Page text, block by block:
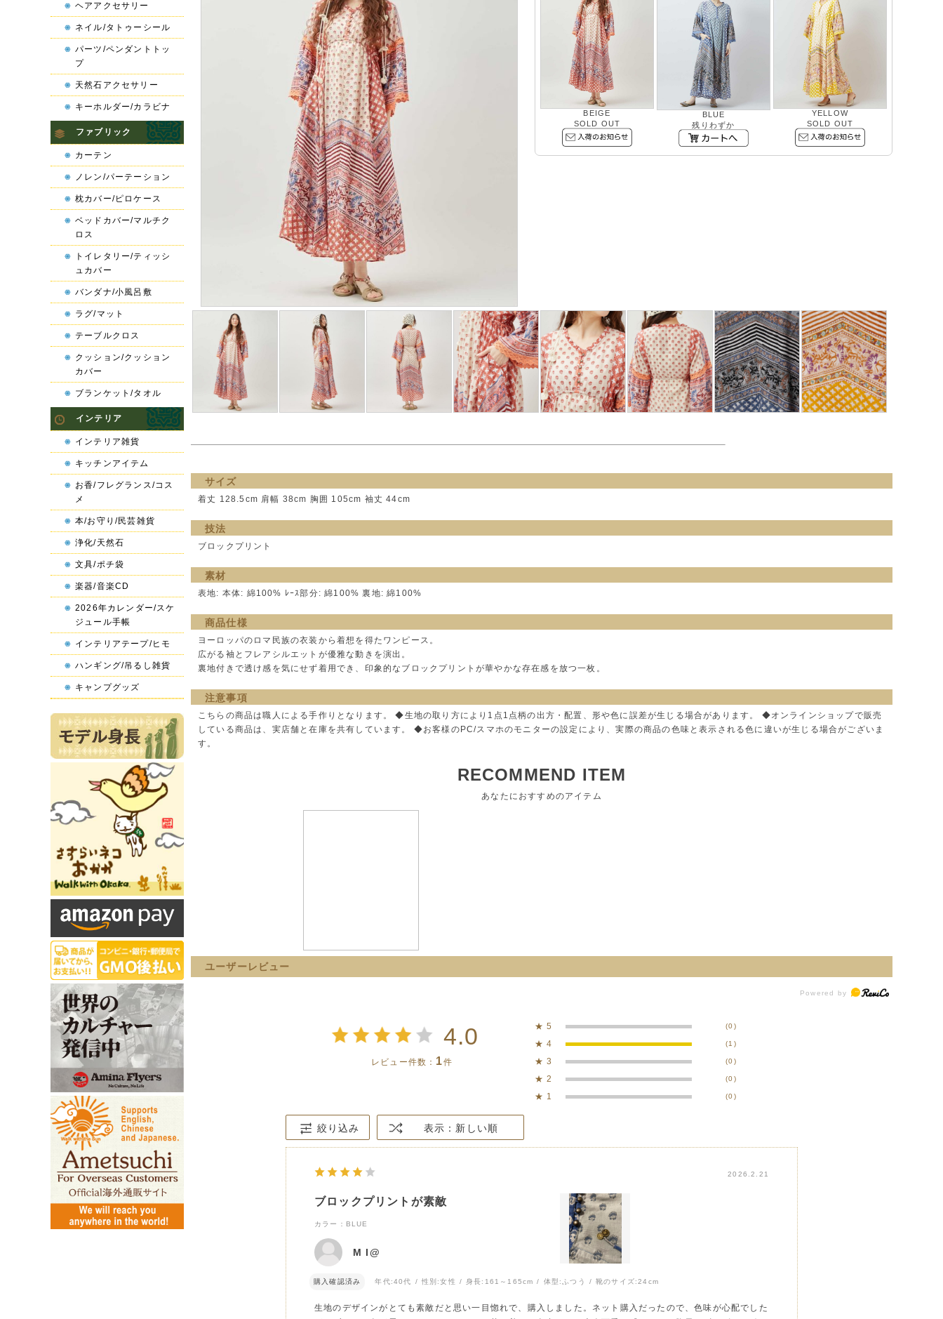
BEIGE
SOLD OUT
BLUE
残りわずか
YELLOW
SOLD OUT
サイズ
着丈 128.5cm 肩幅 38cm 胸囲 105cm 袖丈 44cm
技法
ブロックプリント
素材
表地: 本体: 綿100% ﾚｰｽ部分: 綿100% 裏地: 綿100%
商品仕様
ヨーロッパのロマ民族の衣装から着想を得たワンピース。
広がる袖とフレアシルエットが優雅な動きを演出。
裏地付きで透け感を気にせず着用でき、印象的なブロックプリントが華やかな存在感を放つ一枚。
注意事項
こちらの商品は職人による手作りとなります。 ◆生地の取り方により1点1点柄の出方・配置、形や色に誤差が生じる場合があります。 ◆オンラインショップで販売
している商品は、実店舗と在庫を共有しています。 ◆お客様のPC/スマホのモニターの設定により、実際の商品の色味と表示される色に違いが生じる場合がございま
す。
RECOMMEND ITEM
あなたにおすすめのアイテム
ユーザーレビュー
4.0
レビュー件数： 1件
★ 5 (0)
★ 4 (1)
★ 3 (0)
★ 2 (0)
★ 1 (0)
絞り込み 表示：新しい順
2026.2.21
ブロックプリントが素敵
カラー：BLUE
M I@
購入確認済み 年代:40代 性別:女性 身長: 161～165cm 体型: ふつう 靴のサイズ:24cm
生地のデザインがとても素敵だと思い一目惚れで、購入しました。ネット購入だったので、色味が心配でした
ヘアアクセサリー
ネイル/タトゥーシール
パーツ/ペンダントトッ
プ
天然石アクセサリー
キーホルダー/カラビナ
ファブリック
カーテン
ノレン/パーテーション
枕カバー/ピロケース
ベッドカバー/マルチク
ロス
トイレタリー/ティッシ
ュカバー
バンダナ/小風呂敷
ラグ/マット
テーブルクロス
クッション/クッション
カバー
ブランケット/タオル
インテリア
インテリア雑貨
キッチンアイテム
お香/フレグランス/コス
メ
本/お守り/民芸雑貨
浄化/天然石
文具/ポチ袋
楽器/音楽CD
2026年カレンダー/スケ
ジュール手帳
インテリアテープ/ヒモ
ハンギング/吊るし雑貨
キャンプグッズ